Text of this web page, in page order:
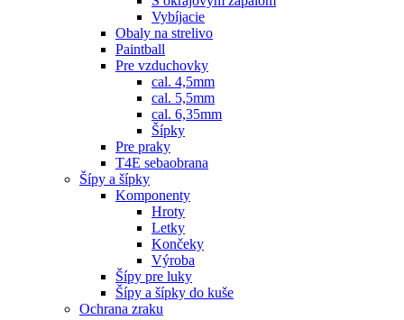
Vybíjacie
Obaly na strelivo
Paintball
Pre vzduchovky
cal. 4,5mm
cal. 5,5mm
cal. 6,35mm
Šípky
Pre praky
T4E sebaobrana
Šípy a šípky
Komponenty
Hroty
Letky
Končeky
Výroba
Šípy pre luky
Šípy a šípky do kuše
Ochrana zraku